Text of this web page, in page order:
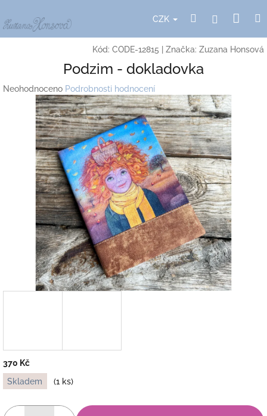
na
obsah
CZK HledatPřihlášení
Kód: CODE-12815 Značka: Zuzana Honsová
Podzim - dokladovka
Průměrné
hodnocení
produktu
hvězdiček.
Neohodnoceno Podrobnosti hodnocení
370 Kč
Měrná
cena:
Skladem (1 ks)